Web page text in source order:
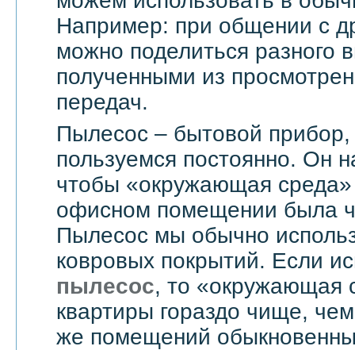
Например: при общении с
можно поделиться разного
полученными из
передач.
Пылесос – бытовой
пользуемся постоянно. Он
чтобы «окружающая среда»
офисном помещении была
Пылесос мы обычно
ковровых покрытий. Если
пылесос, то «окружающая
квартиры гораздо чище,
же помещений